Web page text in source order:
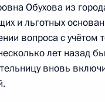
приёмной
10:30
Обухова из
и льготных
вопроса с учётом
лет назад
вновь